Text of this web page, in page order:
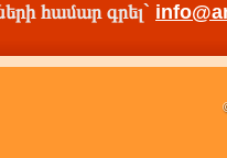
համար գրել`